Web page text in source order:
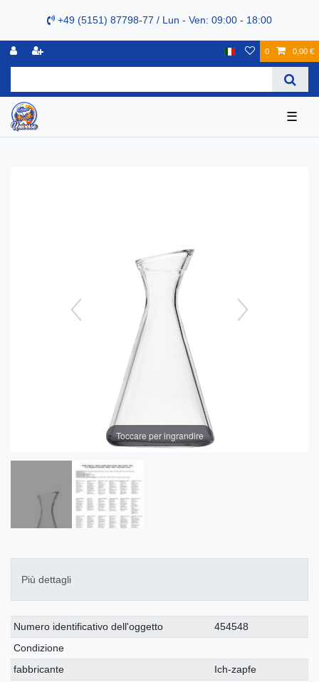
+49 (5151) 87798-77 / Lun - Ven: 09:00 - 18:00
0 0,00 €
☰
Toccare per ingrandire
Più dettagli
Ceres::Template.singleItemTechnicalDataAttribute
Ceres::Template.singleItemTechnicalDataValue
Numero identificativo dell'oggetto
454548
Condizione
fabbricante
Ich-zapfe